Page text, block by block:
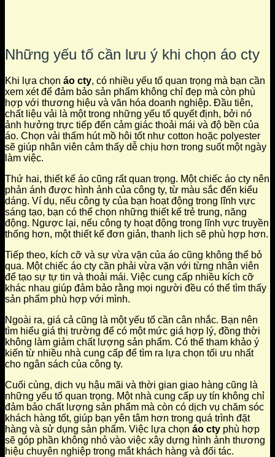
Những yếu tố cần lưu ý khi chọn áo cty
Khi lựa chọn áo cty, có nhiều yếu tố quan trọng mà bạn cần
xem xét để đảm bảo sản phẩm không chỉ đẹp mà còn phù
hợp với thương hiệu và văn hóa doanh nghiệp. Đầu tiên,
chất liệu vải là một trong những yếu tố quyết định, bởi nó
ảnh hưởng trực tiếp đến cảm giác thoải mái và độ bền của
áo. Chọn vải thấm hút mồ hôi tốt như cotton hoặc polyester
sẽ giúp nhân viên cảm thấy dễ chịu hơn trong suốt một ngày
làm việc.
Thứ hai, thiết kế áo cũng rất quan trọng. Một chiếc áo cty nên
phản ánh được hình ảnh của công ty, từ màu sắc đến kiểu
dáng. Ví dụ, nếu công ty của bạn hoạt động trong lĩnh vực
sáng tạo, bạn có thể chọn những thiết kế trẻ trung, năng
động. Ngược lại, nếu công ty hoạt động trong lĩnh vực truyền
thống hơn, một thiết kế đơn giản, thanh lịch sẽ phù hợp hơn.
Tiếp theo, kích cỡ và sự vừa vặn của áo cũng không thể bỏ
qua. Một chiếc áo cty cần phải vừa vặn với từng nhân viên
để tạo sự tự tin và thoải mái. Việc cung cấp nhiều kích cỡ
khác nhau giúp đảm bảo rằng mọi người đều có thể tìm thấy
sản phẩm phù hợp với mình.
Ngoài ra, giá cả cũng là một yếu tố cần cân nhắc. Bạn nên
tìm hiểu giá thị trường để có một mức giá hợp lý, đồng thời
không làm giảm chất lượng sản phẩm. Có thể tham khảo ý
kiến từ nhiều nhà cung cấp để tìm ra lựa chọn tối ưu nhất
cho ngân sách của công ty.
Cuối cùng, dịch vụ hậu mãi và thời gian giao hàng cũng là
những yếu tố quan trọng. Một nhà cung cấp uy tín không chỉ
đảm bảo chất lượng sản phẩm mà còn có dịch vụ chăm sóc
khách hàng tốt, giúp bạn yên tâm hơn trong quá trình đặt
hàng và sử dụng sản phẩm. Việc lựa chọn áo cty phù hợp
sẽ góp phần không nhỏ vào việc xây dựng hình ảnh thương
hiệu chuyên nghiệp trong mắt khách hàng và đối tác.